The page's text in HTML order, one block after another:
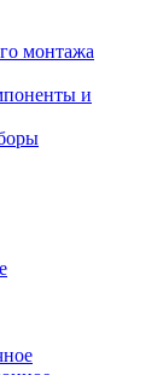
монтажа
и